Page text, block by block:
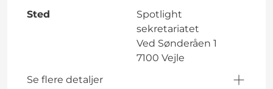
Sted
Spotlight
sekretariatet
Ved Sønderåen 1
7100 Vejle
Se flere detaljer